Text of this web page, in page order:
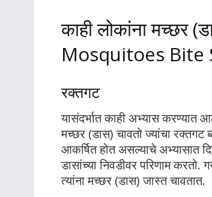
काही लोकांना मच्छर
Mosquitoes Bite
रक्तगट
यासंदर्भात काही अभ्यास
मच्छर (डास) चावतो ज्यांचा
आकर्षित होत असल्याचे
डासांच्या निवडीवर परिणाम
त्यांना मच्छर (डास) जास्त चावतात.